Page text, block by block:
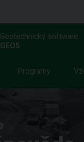
Geotechnický software
GEO5
Programy